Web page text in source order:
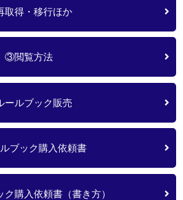
得・移行ほか
③閲覧方法
ルブック販売
ブック購入依頼書
購入依頼書（書き方）